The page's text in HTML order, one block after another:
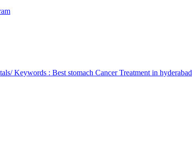
Keywords : Best stomach Cancer Treatment in hyderabad